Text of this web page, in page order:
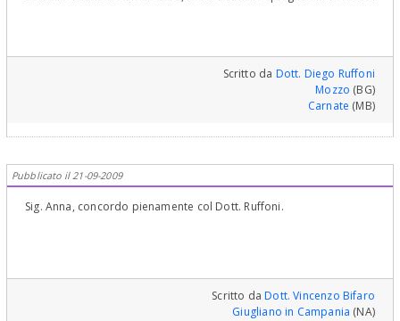
Scritto da Dott. Diego Ruffoni
Mozzo (BG)
Carnate (MB)
Pubblicato il 21-09-2009
Sig. Anna, concordo pienamente col Dott. Ruffoni.
Scritto daDott. Vincenzo Bifaro
Giugliano in Campania (NA)